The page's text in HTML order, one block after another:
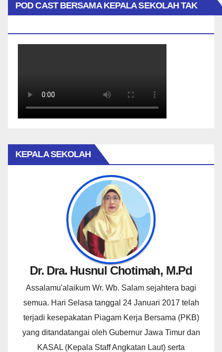
POD CAST BERSAMA KEPALA SEKOLAH TAK
KEPALA SEKOLAH
Dr. Dra. Husnul Chotimah, M.Pd
Assalamu'alaikum Wr. Wb. Salam sejahtera bagi
semua. Hari Selasa tanggal 24 Januari 2017 telah
terjadi kesepakatan Piagam Kerja Bersama (PKB)
yang ditandatangai oleh Gubernur Jawa Timur dan
KASAL (Kepala Staff Angkatan Laut) serta